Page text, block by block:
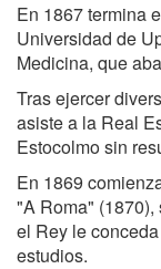
En 1867 termina
Universidad de
Medicina, que
Tras ejercer
asiste a la Real
Estocolmo sin
En 1869
"A Roma"
el Rey le
estudios.